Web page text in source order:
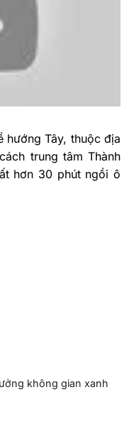
hướng Tây, thuộc địa
trung tâm Thành
hơn 30 phút ngồi ô
không gian xanh